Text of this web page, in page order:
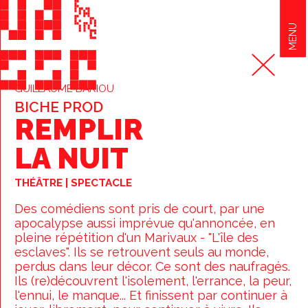
MENU
GUILLAUME BARIOU
BICHE PROD
REMPLIR
LA NUIT
THÉÂTRE | SPECTACLE
Des comédiens sont pris de court, par une
apocalypse aussi imprévue qu'annoncée, en
pleine répétition d'un Marivaux - "L'île des
esclaves". Ils se retrouvent seuls au monde,
perdus dans leur décor. Ce sont des naufragés.
Ils (re)découvrent l'isolement, l'errance, la peur,
l'ennui, le manque... Et finissent par continuer à